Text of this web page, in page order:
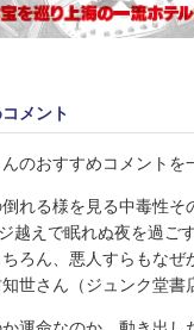
メント
のおすすめコメントを
倒れる様を見る中毒性そ
越えで眠れぬ夜を過ご
ろん、悪人すらもなぜ
世さん（ジュンク堂書